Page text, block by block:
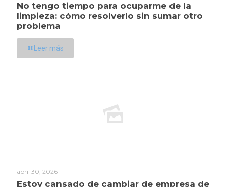
No tengo tiempo para ocuparme de la
limpieza: cómo resolverlo sin sumar otro
problema
Leer más
abril 30, 2026
Estoy cansado de cambiar de empresa de